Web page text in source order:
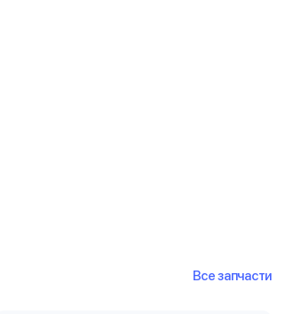
Все запчасти